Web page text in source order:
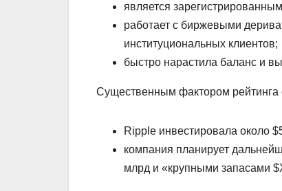
является
работает с биржевыми
институциональных клиентов;
быстро нарастила баланс и
Существенным фактором рейтинга
Ripple инвестировала около
компания планирует
млрд и «крупными запасами